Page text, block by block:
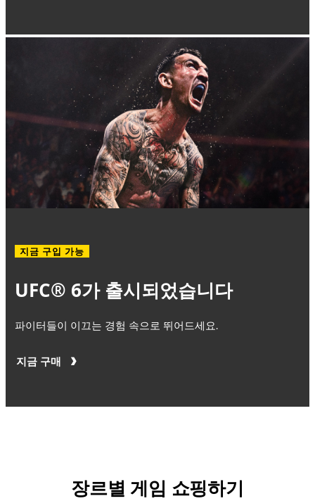
지금 구입 가능
UFC® 6가 출시되었습니다
파이터들이 이끄는 경험 속으로 뛰어드세요.
지금 구매
장르별 게임 쇼핑하기